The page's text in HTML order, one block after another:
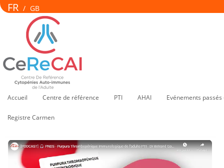
FR / GB
Accueil Centre de référence PTI AHAI Evénements
Registre Carmen